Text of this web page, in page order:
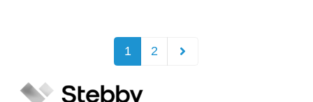
1 2